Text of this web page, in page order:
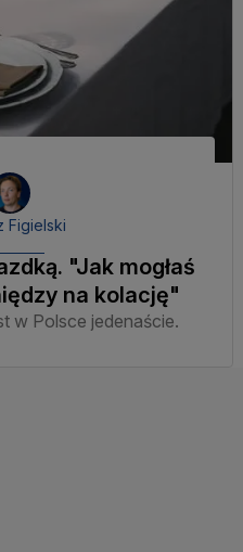
Figielski
"Jak mogłaś
na kolację"
w Polsce jedenaście.